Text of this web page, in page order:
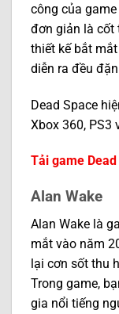
công của
đơn giản là cốt
thiết kế bắt
diễn ra đều
Dead Space
Xbox 360, PS3
Tải game
Alan Wake
Alan Wake là
mắt vào năm
lại cơn sốt thu
Trong game,
gia nổi tiếng